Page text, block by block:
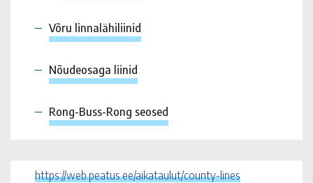
Võru linnalähiliinid
Nõudeosaga liinid
Rong-Buss-Rong seosed
https://web.peatus.ee/aikataulut/county-lines